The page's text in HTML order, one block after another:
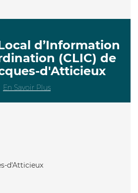
d’Information
(CLIC) de
d'Atticieux
En Savoir Plus
d'Atticieux